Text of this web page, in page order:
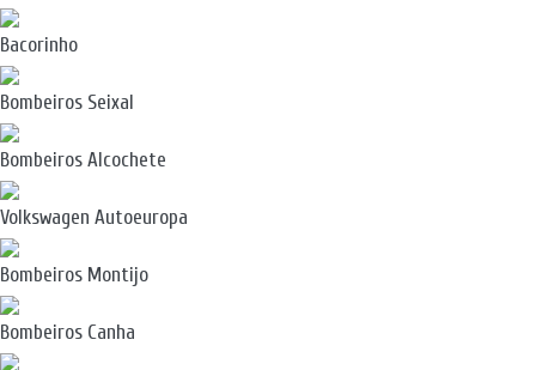
Bacorinho
Bombeiros Seixal
Bombeiros Alcochete
Volkswagen Autoeuropa
Bombeiros Montijo
Bombeiros Canha